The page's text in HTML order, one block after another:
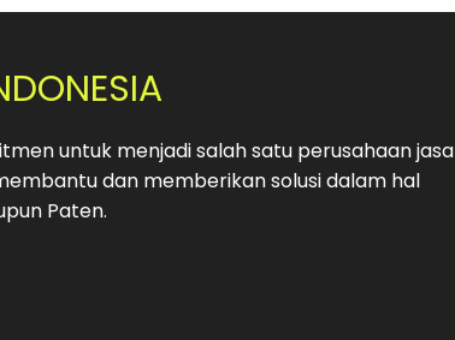
untuk menjadi salah satu perusahaan jasa
dan memberikan solusi dalam hal
Paten.